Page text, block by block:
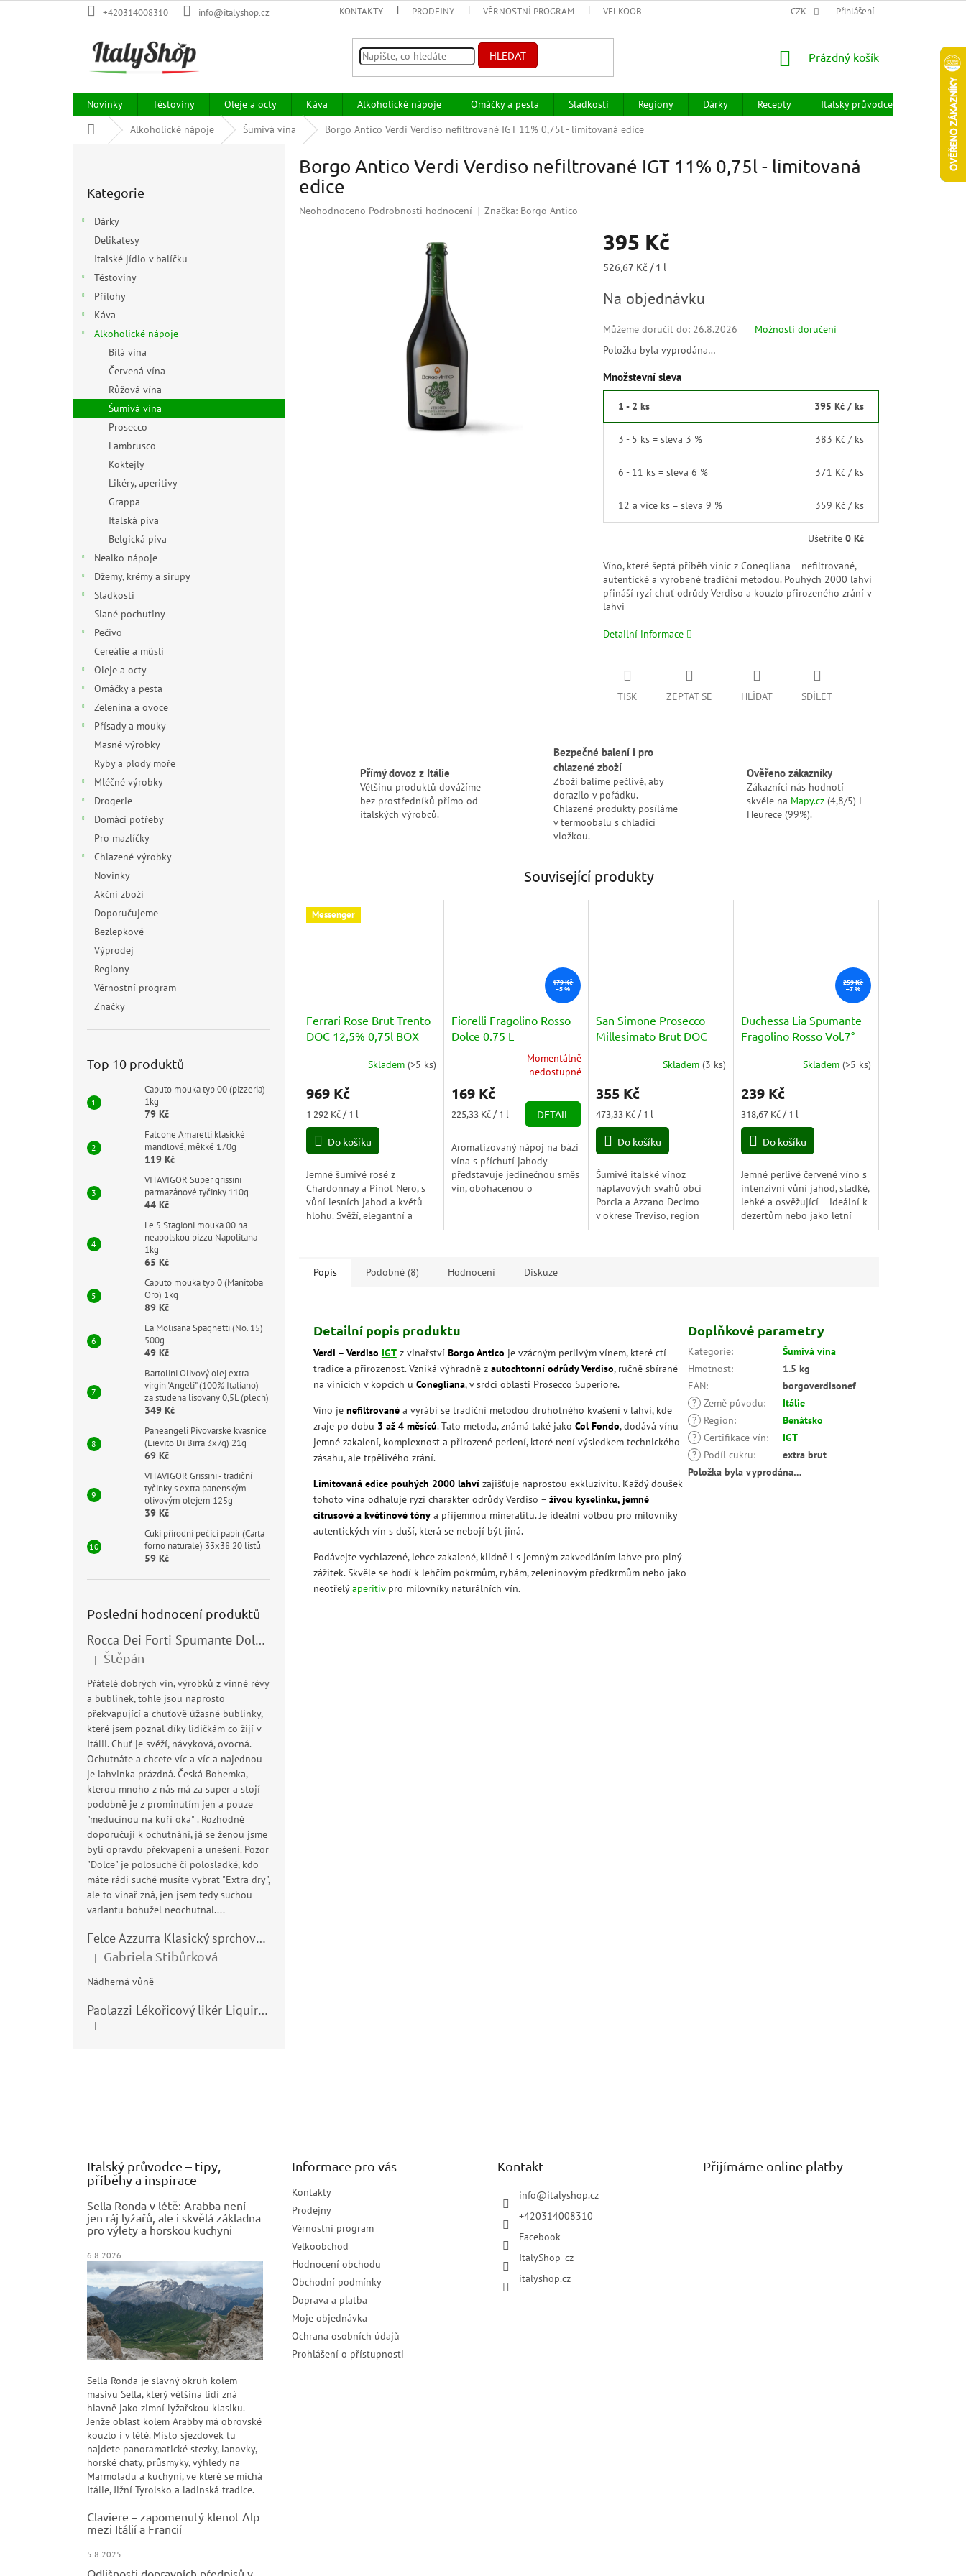
na
+420314008310 info@italyshop.cz KONTAKTY PRODEJNY VĚRNOSTNÍ PROGRAM VELKOOBCHOD HODNOCENÍ OBCHODU OBCHODNÍ PODMÍNKY
CZK Přihlášení
HLEDAT
NÁKUPNÍ
Prázdný košík
Novinky Těstoviny Oleje a octy Káva Alkoholické nápoje Omáčky a pesta Sladkosti Regiony Dárky Recepty Italský průvodce
Prodejny
Domů Alkoholické nápoje Šumivá vína Borgo Antico Verdi Verdiso nefiltrované IGT 11% 0,75l - limitovaná edice
kategorie
Kategorie
Dárky
Delikatesy
Italské jídlo v balíčku
Těstoviny
Přílohy
Káva
Alkoholické nápoje
Bílá vína
Červená vína
Růžová vína
Šumivá vína
Prosecco
Lambrusco
Koktejly
Likéry, aperitivy
Grappa
Italská piva
Belgická piva
Nealko nápoje
Džemy, krémy a sirupy
Sladkosti
Slané pochutiny
Pečivo
Cereálie a müsli
Oleje a octy
Omáčky a pesta
Zelenina a ovoce
Přísady a mouky
Masné výrobky
Ryby a plody moře
Mléčné výrobky
Drogerie
Domácí potřeby
Pro mazlíčky
Chlazené výrobky
Novinky
Akční zboží
Doporučujeme
Bezlepkové
Výprodej
Regiony
Věrnostní program
Značky
Top 10 produktů
Caputo mouka typ 00 (pizzeria)
1kg
79 Kč
Falcone Amaretti klasické
mandlové, měkké 170g
119 Kč
VITAVIGOR Super grissini
parmazánové tyčinky 110g
44 Kč
Le 5 Stagioni mouka 00 na
neapolskou pizzu Napolitana
1kg
65 Kč
Caputo mouka typ 0 (Manitoba
Oro) 1kg
89 Kč
La Molisana Spaghetti (No. 15)
500g
49 Kč
Bartolini Olivový olej extra
virgin "Angeli" (100% Italiano) -
za studena lisovaný 0,5L (plech)
349 Kč
Paneangeli Pivovarské kvasnice
(Lievito Di Birra 3x7g) 21g
69 Kč
VITAVIGOR Grissini - tradiční
tyčinky s extra panenským
olivovým olejem 125g
39 Kč
Cuki přírodní pečicí papír (Carta
forno naturale) 33x38 20 listů
59 Kč
Poslední hodnocení produktů
Rocca Dei Forti Spumante Dolce 11,5% 0,75l
Hodnocení produktu je 5 z 5 hvězdiček.
| Štěpán
Přátelé dobrých vín, výrobků z vinné révy
a bublinek, tohle jsou naprosto
překvapující a chuťově úžasné bublinky,
které jsem poznal díky lidičkám co žijí v
Itálii. Chuť je svěží, návyková, ovocná.
Ochutnáte a chcete víc a víc a najednou
je lahvinka prázdná. Česká Bohemka,
kterou mnoho z nás má za super a stojí
podobně je z prominutím jen a pouze
"meducínou na kuří oka" . Rozhodně
doporučuji k ochutnání, já se ženou jsme
byli opravdu překvapeni a unešeni. Pozor
"Dolce" je polosuché či polosladké, kdo
máte rádi suché musíte vybrat "Extra dry",
ale to vinař zná, jen jsem tedy suchou
variantu bohužel neochutnal....
Felce Azzurra Klasický sprchový gel - doccia gel 400ml
Hodnocení produktu je 5 z 5 hvězdiček.
| Gabriela Stibůrková
Nádherná vůně
Paolazzi Lékořicový likér Liquirizia 24% 0,7L
Hodnocení produktu je 5 z 5 hvězdiček.
|
Borgo Antico Verdi Verdiso nefiltrované IGT 11% 0,75l - limitovaná
edice
Průměrné
Neohodnoceno Podrobnosti hodnocení Značka: Borgo Antico
395 Kč
Měrná
526,67 Kč / 1 l
Na objednávku
Můžeme doručit do: 26.8.2026
Možnosti doručení
Položka byla vyprodána…
Množstevní sleva
1 - 2 ks 395 Kč / ks
3 - 5 ks = sleva 3 % 383 Kč / ks
6 - 11 ks = sleva 6 % 371 Kč / ks
12 a více ks = sleva 9 % 359 Kč / ks
Ušetříte0 Kč
Víno, které šeptá příběh vinic z Conegliana – nefiltrované,
autentické a vyrobené tradiční metodou. Pouhých 2000 lahví
přináší ryzí chuť odrůdy Verdiso a kouzlo přirozeného zrání v
lahvi
Detailní informace
TISK ZEPTAT SE HLÍDAT SDÍLET
Přímý dovoz z Itálie
Většinu produktů dovážíme
bez prostředníků přímo od
italských výrobců.
Bezpečné balení i pro
chlazené zboží
Zboží balíme pečlivě, aby
dorazilo v pořádku.
Chlazené produkty posíláme
v termoobalu s chladicí
vložkou.
Ověřeno zákazníky
Zákazníci nás hodnotí
skvěle na Mapy.cz (4,8/5) i
Heurece (99%).
Související produkty
Messenger
Ferrari Rose Brut Trento
DOC 12,5% 0,75l BOX
Skladem (>5 ks)
969 Kč
Měrná
cena:
1 292 Kč / 1 l
Do košíku
Jemné šumivé rosé z
Chardonnay a Pinot Nero, s
vůní lesních jahod a květů
hlohu. Svěží, elegantní a
179 Kč
–5 %
Fiorelli Fragolino Rosso
Dolce 0.75 L
produktu
5,0
5
hvězdiček.
Momentálně
nedostupné
169 Kč
Měrná
225,33 Kč / 1 l DETAIL
Aromatizovaný nápoj na bázi
vína s příchutí jahody
představuje jedinečnou směs
vín, obohacenou o
San Simone Prosecco
Millesimato Brut DOC
Skladem(3 ks)
355 Kč
Měrná
cena:
473,33 Kč / 1 l
Do košíku
Šumivé italské vínoz
náplavových svahů obcí
Porcia a Azzano Decimo
v okrese Treviso, region
259 Kč
–7 %
Duchessa Lia Spumante
Fragolino Rosso Vol.7°
Skladem(>5 ks)
239 Kč
Měrná
cena:
318,67 Kč / 1 l
Do košíku
Jemné perlivé červené víno s
intenzivní vůní jahod, sladké,
lehké a osvěžující – ideální k
dezertům nebo jako letní
Popis Podobné (8) Hodnocení Diskuze
Detailní popis produktu
Verdi – Verdiso IGTz vinařství Borgo Antico je vzácným perlivým vínem, které ctí
tradice a přirozenost. Vzniká výhradně z autochtonní odrůdy Verdiso, ručně sbírané
na vinicích v kopcích u Conegliana, v srdci oblasti Prosecco Superiore.
Víno je nefiltrovanéa vyrábí se tradiční metodou druhotného kvašení v lahvi, kde
zraje po dobu 3 až 4 měsíců. Tato metoda, známá také jako Col Fondo, dodává vínu
jemné zakalení, komplexnost a přirozené perlení, které není výsledkem technického
zásahu, ale trpělivého zrání.
Limitovaná edice pouhých 2000 lahvízajišťuje naprostou exkluzivitu. Každý doušek
tohoto vína odhaluje ryzí charakter odrůdy Verdiso – živou kyselinku, jemné
citrusové a květinové tónya příjemnou mineralitu. Je ideální volbou pro milovníky
autentických vín s duší, která se nebojí být jiná.
Podávejte vychlazené, lehce zakalené, klidně i s jemným zakvedláním lahve pro plný
zážitek. Skvěle se hodí k lehčím pokrmům, rybám, zeleninovým předkrmům nebo jako
neotřelýaperitivpro milovníky naturálních vín.
Doplňkové parametry
Kategorie:
Šumivá vína
Hmotnost:
1.5 kg
EAN:
borgoverdisonef
? Země původu:
Itálie
?
Region:
Benátsko
? Certifikace vín:
IGT
?
Podíl cukru:
extra brut
Položka byla vyprodána…
Italský průvodce – tipy,
příběhy a inspirace
Sella Ronda v létě: Arabba není
jen ráj lyžařů, ale i skvělá základna
pro výlety a horskou kuchyni
6.8.2026
Sella Ronda je slavný okruh kolem
masivu Sella, který většina lidí zná
hlavně jako zimní lyžařskou klasiku.
Jenže oblast kolem Arabby má obrovské
kouzlo i v létě. Místo sjezdovek tu
najdete panoramatické stezky, lanovky,
horské chaty, průsmyky, výhledy na
Marmoladu a kuchyni, ve které se míchá
Itálie, Jižní Tyrolsko a ladinská tradice.
Claviere – zapomenutý klenot Alp
mezi Itálií a Francií
5.8.2025
Informace pro vás
Kontakty
Prodejny
Věrnostní program
Velkoobchod
Hodnocení obchodu
Obchodní podmínky
Doprava a platba
Moje objednávka
Ochrana osobních údajů
Prohlášení o přístupnosti
Kontakt
info@italyshop.cz
+420314008310
Facebook
ItalyShop_cz
italyshop.cz
Přijímáme online platby